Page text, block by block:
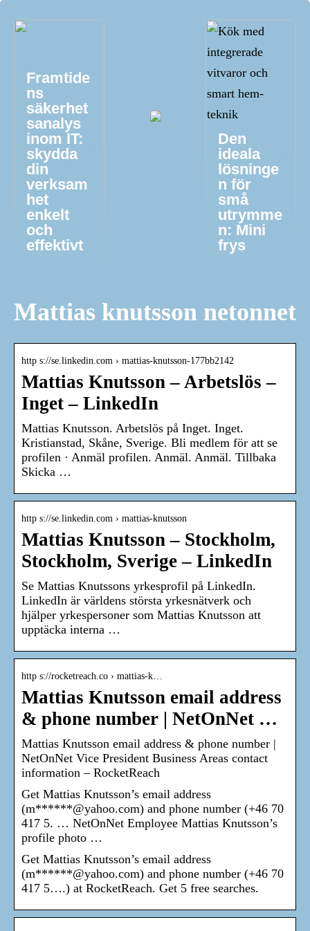
Framtide
ns
säkerhet
sanalys
inom IT:
skydda
din
verksam
het
enkelt
och
effektivt
Den
ideala
lösninge
n för
små
utrymme
n: Mini
frys
Mattias knutsson netonnet
http s://se.linkedin.com › mattias-knutsson-177bb2142
Mattias Knutsson – Arbetslös –
Inget – LinkedIn
Mattias Knutsson. Arbetslös på Inget. Inget.
Kristianstad, Skåne, Sverige. Bli medlem för att se
profilen · Anmäl profilen. Anmäl. Anmäl. Tillbaka
Skicka …
http s://se.linkedin.com › mattias-knutsson
Mattias Knutsson – Stockholm,
Stockholm, Sverige – LinkedIn
Se Mattias Knutssons yrkesprofil på LinkedIn.
LinkedIn är världens största yrkesnätverk och
hjälper yrkespersoner som Mattias Knutsson att
upptäcka interna …
http s://rocketreach.co › mattias-k…
Mattias Knutsson email address
& phone number | NetOnNet …
Mattias Knutsson email address & phone number |
NetOnNet Vice President Business Areas contact
information – RocketReach
Get Mattias Knutsson’s email address
(m******@yahoo.com) and phone number (+46 70
417 5. … NetOnNet Employee Mattias Knutsson’s
profile photo …
Get Mattias Knutsson’s email address
(m******@yahoo.com) and phone number (+46 70
417 5….) at RocketReach. Get 5 free searches.